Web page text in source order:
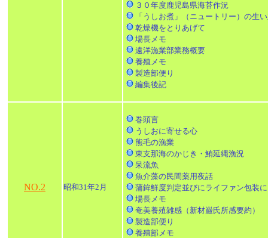
３０年度鹿児島県海苔作況
「うしお煮」（ニュートリー）の生
乾燥機をとりあげて
場長メモ
遠洋漁業部業務概要
養殖メモ
製造部便り
編集後記
NO.2 昭和31年2月
巻頭言
うしおに寄せる心
熊毛の漁業
東支那海のかじき・鮪延縄漁況
呆流魚
魚介藻の民間薬用夜話
蒲鉾鮮度判定並びにライファン包装
場長メモ
奄美養殖雑感（新材巌氏所感要約）
製造部便り
養殖部メモ